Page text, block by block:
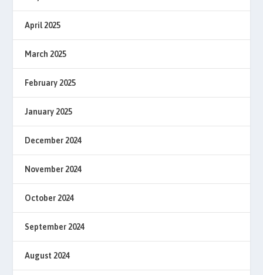
April 2025
March 2025
February 2025
January 2025
December 2024
November 2024
October 2024
September 2024
August 2024